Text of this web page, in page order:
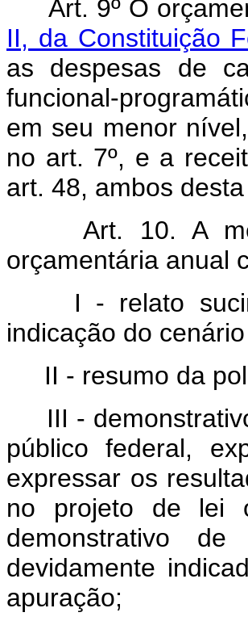
Art. 9º O
II, da Constituição
as despesas de
funcional-
em seu menor
no art. 7º, e a
art. 48, ambos
Art. 10. A
orçamentária anual
I - relato
indicação do
II - resumo da
III -
público federal,
expressar os
no projeto de lei
demonstrativo
devidamente
apuração;